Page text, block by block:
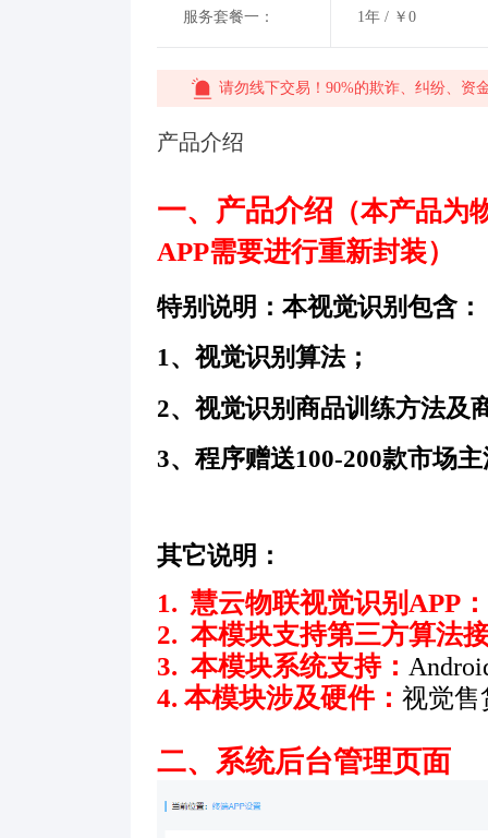
服务套餐一： 1年 / ￥0
请勿线下交易！90%的欺诈、纠纷、资
产品介绍
一、产品介绍 （本产品
APP需要进行重新封装）
特别说明：本视觉识别包含：
1、视觉识别算法；
2、视觉识别商品训练方法及
3、程序赠送100-200款市场
其它说明：
1. 慧云物联视觉识别APP：
2. 本模块支持第三方算法
3. 本模块系统支持：
4. 本模块涉及硬件： 视觉售
二、系统后台管理页面